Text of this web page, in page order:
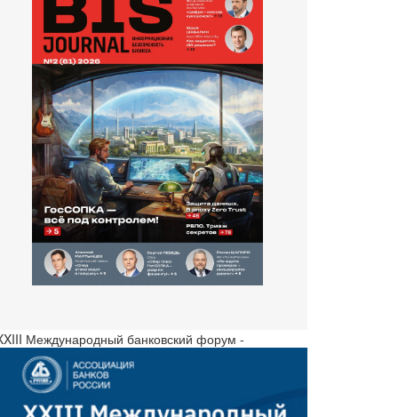
Международный банковский форум -